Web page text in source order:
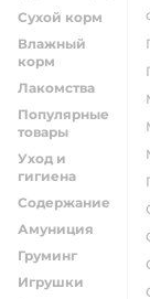
Сухой корм
Влажный
корм
Лакомства
Популярные
товары
Уход и
гигиена
Содержание
Амуниция
Груминг
Игрушки